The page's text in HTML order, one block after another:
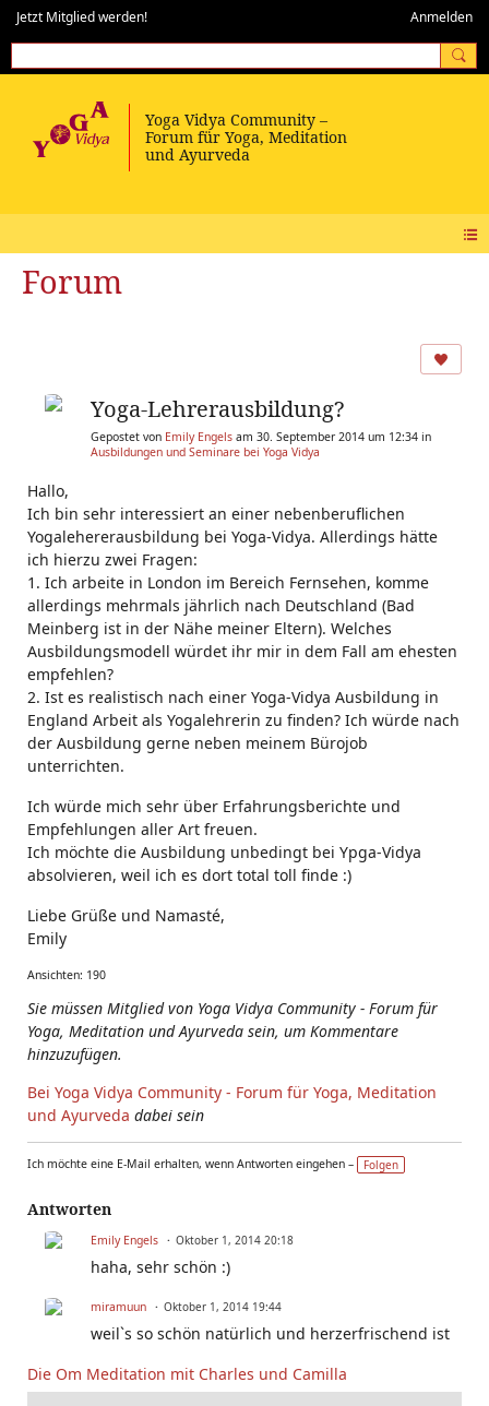
Jetzt Mitglied werden! Anmelden
Forum
Yoga-Lehrerausbildung?
Gepostet von Emily Engels am 30. September 2014 um 12:34 in
Ausbildungen und Seminare bei Yoga Vidya
Hallo,
Ich bin sehr interessiert an einer nebenberuflichen
Yogalehererausbildung bei Yoga-Vidya. Allerdings hätte
ich hierzu zwei Fragen:
1. Ich arbeite in London im Bereich Fernsehen, komme
allerdings mehrmals jährlich nach Deutschland (Bad
Meinberg ist in der Nähe meiner Eltern). Welches
Ausbildungsmodell würdet ihr mir in dem Fall am ehesten
empfehlen?
2. Ist es realistisch nach einer Yoga-Vidya Ausbildung in
England Arbeit als Yogalehrerin zu finden? Ich würde nach
der Ausbildung gerne neben meinem Bürojob
unterrichten.
Ich würde mich sehr über Erfahrungsberichte und
Empfehlungen aller Art freuen.
Ich möchte die Ausbildung unbedingt bei Ypga-Vidya
absolvieren, weil ich es dort total toll finde :)
Liebe Grüße und Namasté,
Emily
Ansichten: 190
Sie müssen Mitglied von Yoga Vidya Community - Forum für
Yoga, Meditation und Ayurveda sein, um Kommentare
hinzuzufügen.
Bei Yoga Vidya Community - Forum für Yoga, Meditation
und Ayurveda dabei sein
Ich möchte eine E-Mail erhalten, wenn Antworten eingehen – Folgen
Antworten
Emily Engels Oktober 1, 2014 20:18
haha, sehr schön :)
miramuun Oktober 1, 2014 19:44
weil`s so schön natürlich und herzerfrischend ist
Die Om Meditation mit Charles und Camilla